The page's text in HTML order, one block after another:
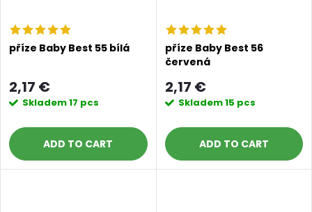
příze Baby Best 55 bílá
2,17 €
Skladem17 pcs
ADD TO CART
příze Baby Best 56
červená
2,17 €
Skladem15 pcs
ADD TO CART